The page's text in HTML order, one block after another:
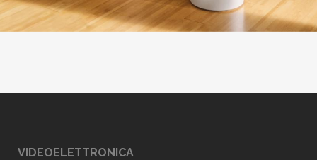
VIDEOELETTRONICA